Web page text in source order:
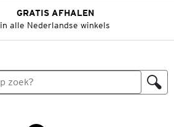
GRATIS AFHALEN
in alle Nederlandse winkels